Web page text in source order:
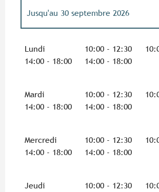
Jusqu'au 30 septembre 2026
Lundi 10:00 - 12:30
14:00 - 18:00
14:00 - 18:00
Mardi 10:00 - 12:30
14:00 - 18:00
14:00 - 18:00
Mercredi 10:00 - 12:30
14:00 - 18:00
14:00 - 18:00
Jeudi 10:00 - 12:30